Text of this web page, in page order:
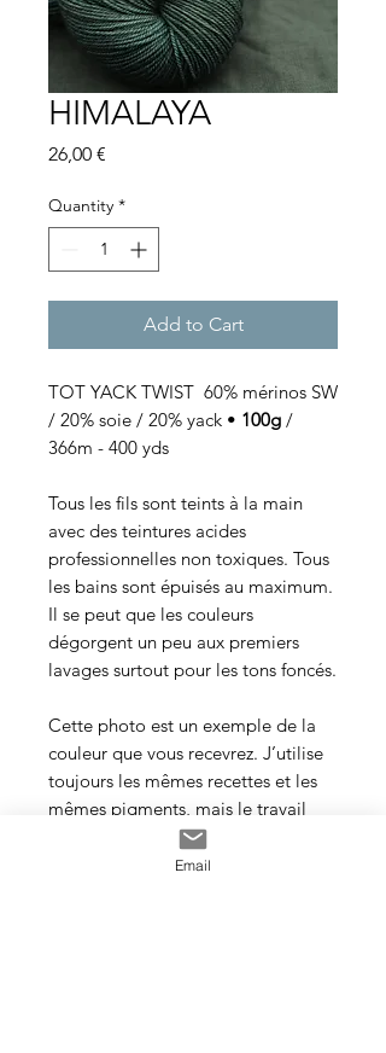
HIMALAYA
26,00 €
Quantity *
Add to Cart
TOT YACK TWIST 60% mérinos SW
/ 20% soie / 20% yack • 100g /
366m - 400 yds
Tous les fils sont teints à la main
avec des teintures acides
professionnelles non toxiques. Tous
les bains sont épuisés au maximum.
Il se peut que les couleurs
dégorgent un peu aux premiers
lavages surtout pour les tons foncés.
Cette photo est un exemple de la
couleur que vous recevrez. J’utilise
toujours les mêmes recettes et les
mêmes pigments, mais le travail
artisanal de la teinture rend chaque
écheveau unique, les couleurs
Email